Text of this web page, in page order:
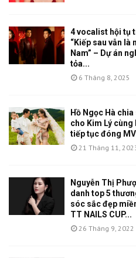
4 vocalist hội tụ
“Kiếp sau vẫn là
Nam” – Dự án
tỏa...
6 Tháng 8, 2025
Hồ Ngọc Hà
cho Kim Lý cùng
tiếp tục đóng
21 Tháng 11,
Nguyễn Thị
danh top 5
sóc sắc đẹp
TT NAILS CUP...
26 Tháng 9, 2022